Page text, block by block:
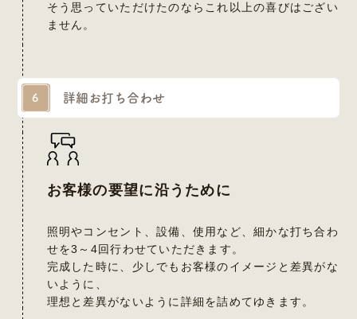
そう思っていただけたのならこれ以上の喜びはござい
ません。
6 詳細お打ち合わせ
お客様の要望に沿うために
照明やコンセント、設備、使用など、細かな打ち合わ
せを3～4回行わせていただきます。
完成した時に、少しでもお客様のイメージと差異がな
いように、
理想と差異がないように詳細を詰めてゆきます。